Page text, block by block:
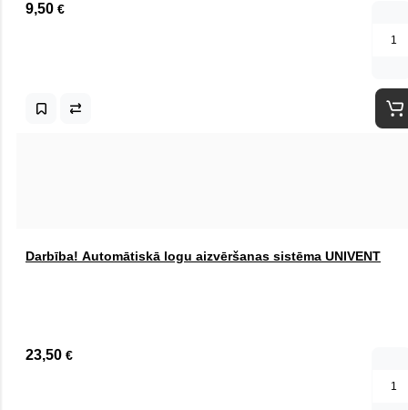
9,50 €
Darbība! Automātiskā logu aizvēršanas sistēma UNIVENT
23,50 €